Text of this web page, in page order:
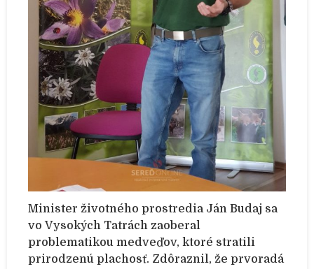
Minister životného prostredia Ján Budaj sa
vo Vysokých Tatrách zaoberal
problematikou medveďov, ktoré stratili
prirodzenú plachosť. Zdôraznil, že prvoradá